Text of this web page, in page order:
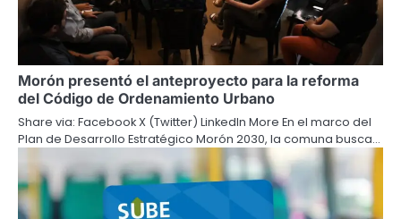
Morón presentó el anteproyecto para la reforma
del Código de Ordenamiento Urbano
Share via: Facebook X (Twitter) LinkedIn More En el marco del
Plan de Desarrollo Estratégico Morón 2030, la comuna busca…